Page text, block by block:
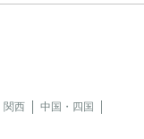
関西
中国・四国